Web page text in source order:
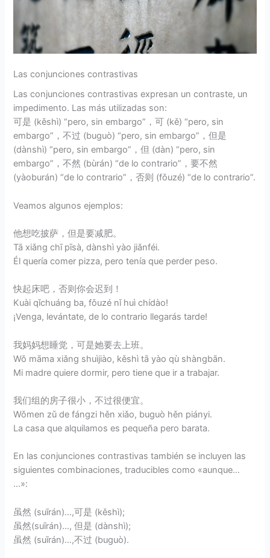
Las conjunciones contrastivas
Las conjunciones contrastivas expresan un contraste, un
impedimento. Las más utilizadas son:
可是 (kěshì) “pero, sin embargo”，可 (kě) “pero, sin
embargo”，不过 (buguò) “pero, sin embargo”，但是
(dànshì) “pero, sin embargo”，但 (dàn) “pero, sin
embargo”，不然 (bùrán) “de lo contrario”，要不然
(yàoburán) “de lo contrario”，否则 (fǒuzé) “de lo contrario”.
Veamos algunos ejemplos:
他想吃披萨，但是要减肥。
Tā xiǎng chī pīsà, dànshì yào jiǎnféi.
Él quería comer pizza, pero tenía que perder peso.
快起床吧，否则你会迟到！
Kuài qǐchuáng ba, fǒuzé nǐ huì chídào!
¡Venga, levántate, de lo contrario llegarás tarde!
我妈妈想睡觉，可是她要去上班。
Wǒ māma xiǎng shuìjiào, kěshì tā yào qù shàngbān.
Mi madre quiere dormir, pero tiene que ir a trabajar.
我们组的房子很小，不过很便宜。
Wǒmen zǔ de fángzi hěn xiǎo, buguò hěn piányi.
La casa que alquilamos es pequeña pero barata.
En las conjunciones contrastivas también se incluyen las
siguientes combinaciones, traducibles como «aunque…
…»:
虽然 (suīrán)…,可是 (kěshì);
虽然(suīrán)…, 但是 (dànshì);
虽然 (suīrán)…,不过 (buguò).